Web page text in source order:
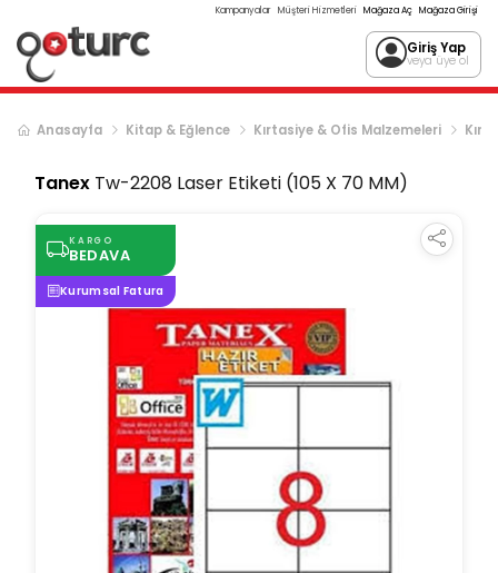
Kampanyalar Müşteri Hizmetleri Mağaza Aç Mağaza Girişi
Giriş Yap
veya üye ol
Anasayfa Kitap & Eğlence Kırtasiye & Ofis Malzemeleri
Tanex Tw-2208 Laser Etiketi (105 X 70 MM)
KARGO
BEDAVA
Kurumsal Fatura